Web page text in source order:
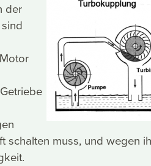
der
schalten muss, und wegen